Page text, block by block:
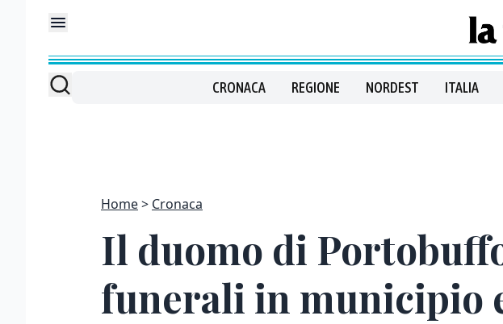
CRONACA REGIONE NORDEST ITALIA
Home Cronaca
Il duomo di
funerali in municipio